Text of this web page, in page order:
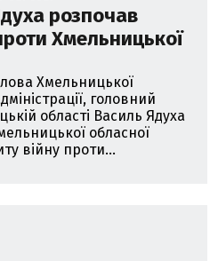
розпочав
Хмельницької
Хмельницької
головний
області Василь Ядуха
обласної
війну проти...